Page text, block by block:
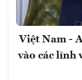
Việt Nam -
vào các lĩnh